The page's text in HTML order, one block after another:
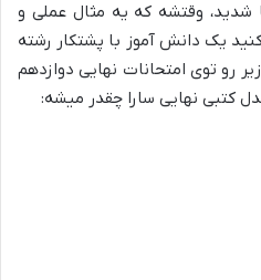
شدید، وقتشه که یه مثال عملی و
یک دانش آموز با پشتکار رشته
رو توی امتحانات نهایی دوازدهم
کتبی نهایی سارا چقدر میشه: